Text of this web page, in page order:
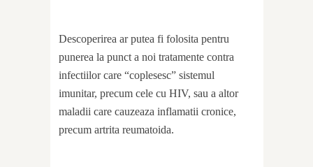
Descoperirea ar putea fi folosita pentru
punerea la punct a noi tratamente contra
infectiilor care “coplesesc” sistemul
imunitar, precum cele cu HIV, sau a altor
maladii care cauzeaza inflamatii cronice,
precum artrita reumatoida.